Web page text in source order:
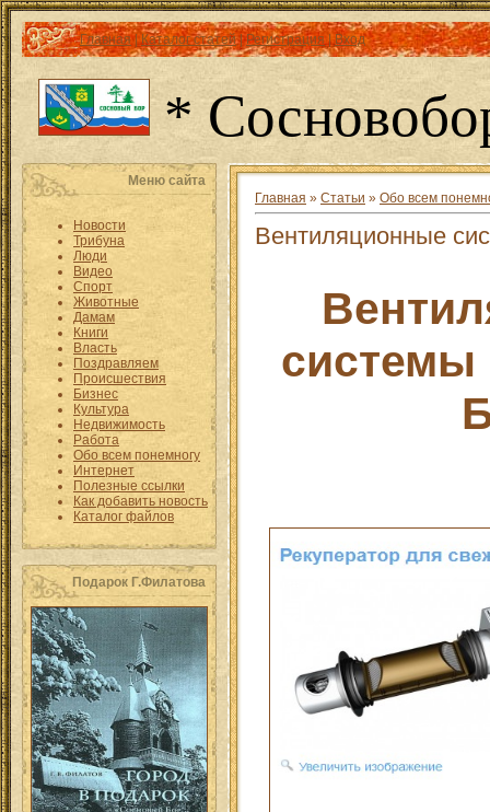
Главная|Каталог статей|Регистрация |Вход
*
Меню сайта
Новости
Трибуна
Люди
Видео
Спорт
Животные
Дамам
Книги
Власть
Поздравляем
Происшествия
Бизнес
Культура
Недвижимость
Работа
Обо всем понемногу
Интернет
Полезные ссылки
Как добавить новость
Каталог файлов
Подарок Г.Филатова
Главная » Статьи » Обо всем
Вентиляционные
системы